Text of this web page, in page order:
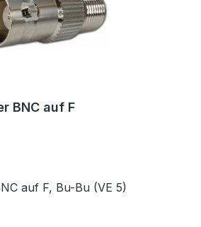
BNC auf F
Telegärtner: Adapter BNC auf F, Bu-Bu (VE 5)